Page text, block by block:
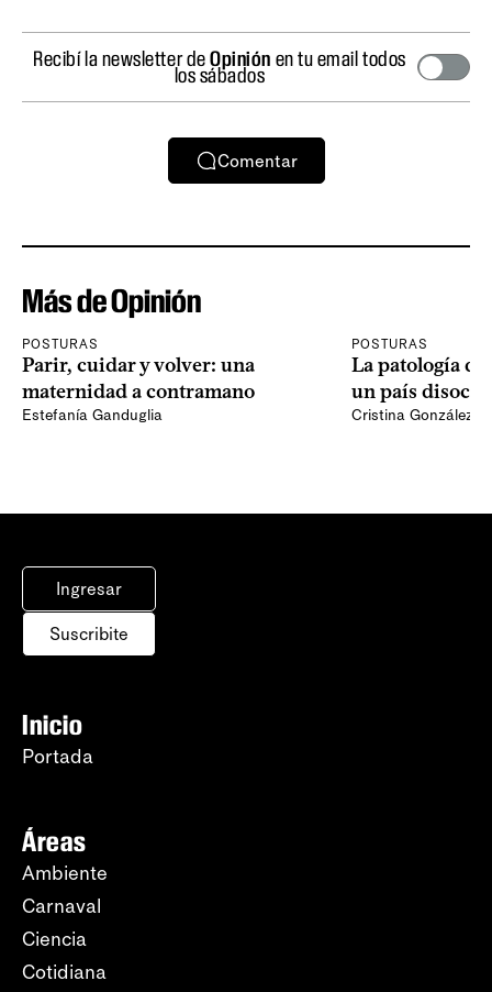
Recibí la newsletter deOpinión en tu email todos
los sábados
Comentar
Más de Opinión
POSTURAS
Parir, cuidar y volver: una
maternidad a contramano
Estefanía Ganduglia
POSTURAS
La patología
un país
Cristina González
Ingresar
Suscribite
Inicio
Portada
Áreas
Ambiente
Carnaval
Ciencia
Cotidiana